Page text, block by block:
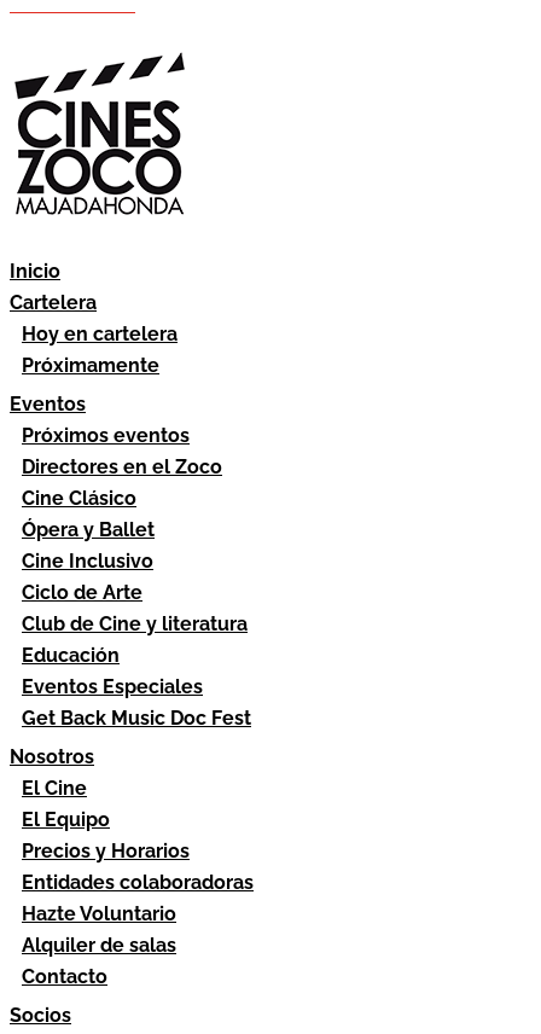
Inicio
Cartelera
Hoy en cartelera
Próximamente
Eventos
Próximos eventos
Directores en el Zoco
Cine Clásico
Ópera y Ballet
Cine Inclusivo
Ciclo de Arte
Club de Cine y literatura
Educación
Eventos Especiales
Get Back Music Doc Fest
Nosotros
El Cine
El Equipo
Precios y Horarios
Entidades colaboradoras
Hazte Voluntario
Alquiler de salas
Contacto
Socios